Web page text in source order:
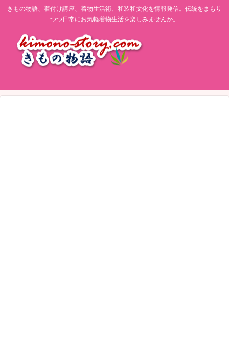
きもの物語、着付け講座、着物生活術、和装和文化を情報発信。伝統をまもり
つつ日常にお気軽着物生活を楽しみませんか。